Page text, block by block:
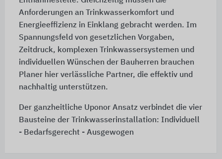
Anforderungen an Trinkwasserkomfort und
Energieeffizienz in Einklang gebracht werden. Im
Spannungsfeld von gesetzlichen Vorgaben,
Zeitdruck, komplexen Trinkwassersystemen und
individuellen Wünschen der Bauherren brauchen
Planer hier verlässliche Partner, die effektiv und
nachhaltig unterstützen.
Der ganzheitliche Uponor Ansatz verbindet die vier
Bausteine der Trinkwasserinstallation: Individuell
- Bedarfsgerecht - Ausgewogen